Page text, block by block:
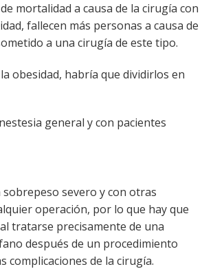
mortalidad a causa de la cirugía con
fallecen más personas a causa de
a una cirugía de este tipo.
obesidad, habría que dividirlos en
general y con pacientes
severo y con otras
operación, por lo que hay que
tratarse precisamente de una
después de un procedimiento
complicaciones de la cirugía.